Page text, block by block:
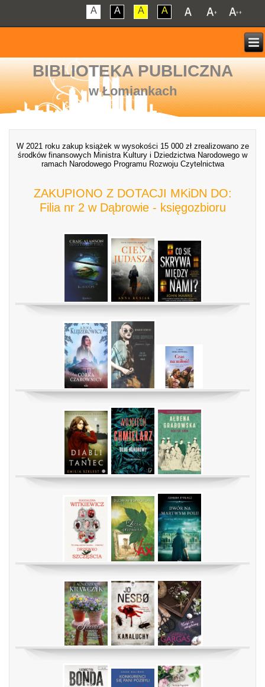
A A A A
BIBLIOTEKA PUBLICZNA
w Łomiankach
W 2021 roku zakup książek w wysokości 15 000 zł zrealizowano ze
środków finansowych Ministra Kultury i Dziedzictwa Narodowego w
ramach Narodowego Programu Rozwoju Czytelnictwa
ZAKUPIONO Z DOTACJI MKiDN DO:
Filia nr 2 w Dąbrowie - księgozbioru